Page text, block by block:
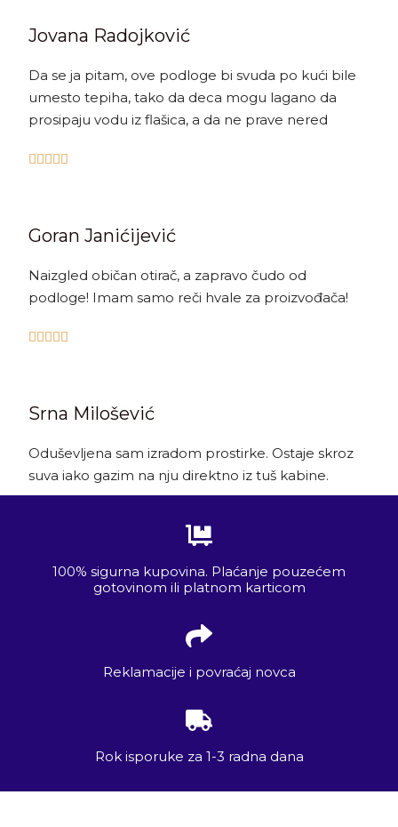
Jovana Radojković
Da se ja pitam, ove podloge bi svuda po kući bile
umesto tepiha, tako da deca mogu lagano da
prosipaju vodu iz flašica, a da ne prave nered
    
Goran Janićijević
Naizgled običan otirač, a zapravo čudo od
podloge! Imam samo reči hvale za proizvođača!
    
Srna Milošević
Oduševljena sam izradom prostirke. Ostaje skroz
suva iako gazim na nju direktno iz tuš kabine.
100% sigurna kupovina. Plaćanje pouzećem
gotovinom ili platnom karticom
Reklamacije i povraćaj novca
Rok isporuke za 1-3 radna dana